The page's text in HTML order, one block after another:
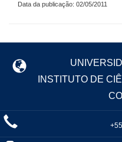
Data da publicação: 02/05/2011
INSTITUTO DE